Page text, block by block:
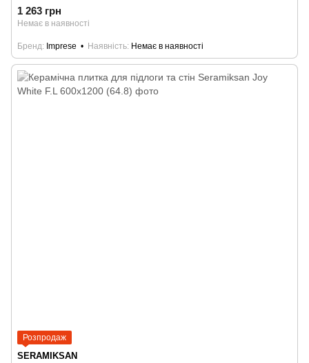
1 263 грн
Немає в наявності
Бренд Imprese Наявність Немає в наявності
Розпродаж
SERAMIKSAN